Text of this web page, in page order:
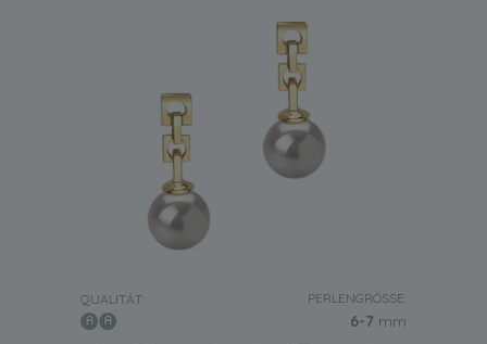
QUALITÄT: PERLENGRÖSSE:
6-7 mm